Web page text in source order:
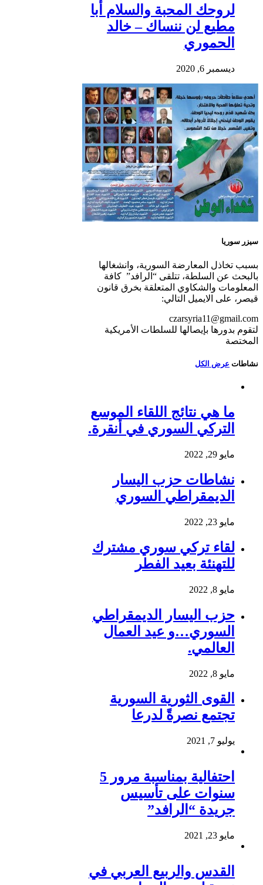
لروحك المحبة والسلام أبا
مطيع لن ننساك – خالد
الحموري
ديسمبر 6, 2020
سيزر سوريا
بسبب تخاذل المعارضة السورية، وانشغالها
بالبحث عن السلطة، تتلقى “الرافد” كافة
المعلومات والشكاوي المتعلقة بخرق قانون
قيصر، على الايميل التالي:
czarsyria11@gmail.com
لتقوم بدورها بإيصالها للسلطات الأمريكية
المختصة
نشاطات عرض الكل
ما هي نتائج اللقاء الموسع
التركي السوري في أنقرة.
مايو 29, 2022
نشاطات حزب اليسار
الديمقراطي السوري
مايو 23, 2022
لقاء تركي سوري مشترك
للتهنئة بعيد الفطر
مايو 8, 2022
حزب اليسار الديمقراطي
السوري…و عيد العمال
العالمي.
مايو 8, 2022
القوى الثورية السورية
تجتمع نصرةً لدرعا
يوليو 7, 2021
احتفالية بمناسبة مرور 5
سنوات على تأسيس
جريدة “الرافد”
مايو 23, 2021
القدس والربيع العربي في